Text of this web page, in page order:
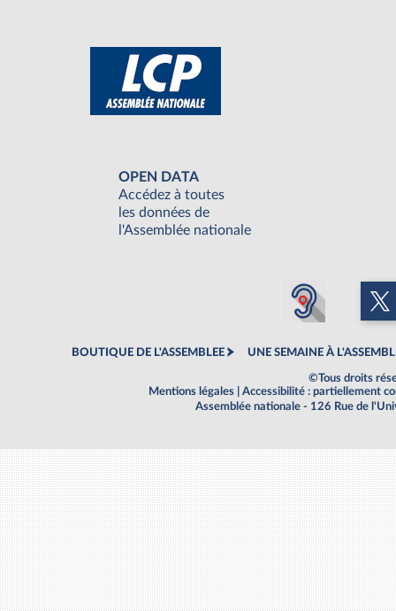
OPEN DATA
Accédez à toutes
les données de
l'Assemblée nationale
BOUTIQUE DE L'ASSEMBLEE UNE SEMAINE À
©Tous droits
Mentions légales
Accessibilité : partiellement
Assemblée nationale - 126 Rue de